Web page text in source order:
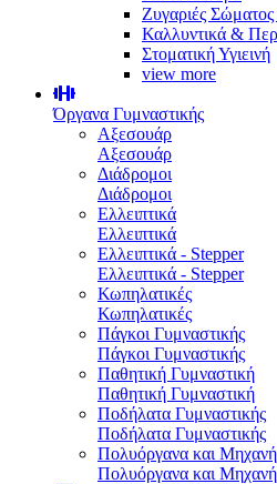
Ζυγαριές
Καλλυντικά &
Στοματική Υγιεινή
view more
Όργανα Γυμναστικής
Αξεσουάρ
Αξεσουάρ
Διάδρομοι
Διάδρομοι
Ελλειπτικά
Ελλειπτικά
Ελλειπτικά - Stepper
Ελλειπτικά - Stepper
Κωπηλατικές
Κωπηλατικές
Πάγκοι Γυμναστικής
Πάγκοι Γυμναστικής
Παθητική Γυμναστική
Παθητική Γυμναστική
Ποδήλατα Γυμναστικής
Ποδήλατα Γυμναστικής
Πολυόργανα και
Πολυόργανα και